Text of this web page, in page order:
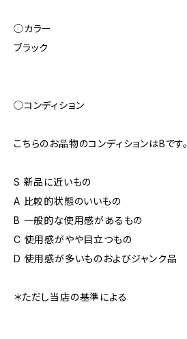
◯カラー
ブラック
◯コンディション
こちらのお品物のコンディションはBです。
S 新品に近いもの
A 比較的状態のいいもの
B 一般的な使用感があるもの
C 使用感がやや目立つもの
D 使用感が多いものおよびジャンク品
＊ただし当店の基準による